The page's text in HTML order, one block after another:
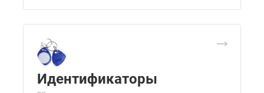
Идентификаторы